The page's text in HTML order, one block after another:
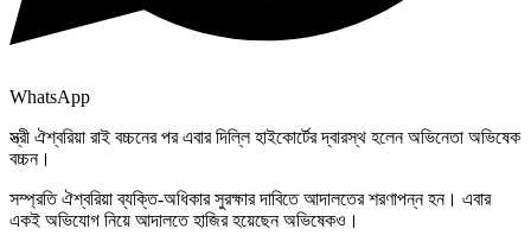
WhatsApp
স্ত্রী ঐশ্বরিয়া রাই বচ্চনের পর এবার দিল্লি হাইকোর্টের দ্বারস্থ হলেন অভিনেতা অভিষেক
বচ্চন।
সম্প্রতি ঐশ্বরিয়া ব্যক্তি-অধিকার সুরক্ষার দাবিতে আদালতের শরণাপন্ন হন। এবার
একই অভিযোগ নিয়ে আদালতে হাজির হয়েছেন অভিষেকও।